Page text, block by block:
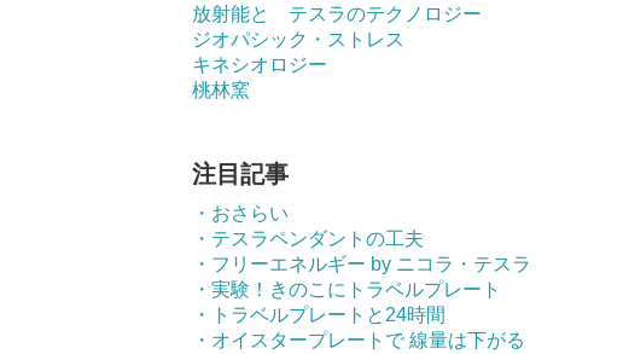
放射能と テスラのテクノロジー
ジオパシック・ストレス
キネシオロジー
桃林窯
注目記事
・おさらい
・テスラペンダントの工夫
・フリーエネルギー by ニコラ・テスラ
・実験！きのこにトラベルプレート
・トラベルプレートと24時間
・オイスタープレートで 線量は下がる